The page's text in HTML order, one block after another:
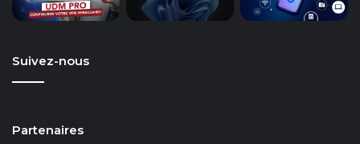
Suivez-nous
Partenaires